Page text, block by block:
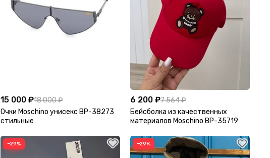
15 000 ₽18 000 ₽
Очки Moschino унисекс BP-38273
стильные
6 200 ₽7 564 ₽
Бейсболка из качественных
материалов Moschino BP-35719
−29% −29%